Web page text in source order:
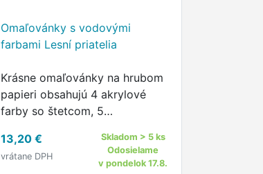
Omaľovánky s vodovými
farbami Lesní priatelia
Krásne omaľovánky na hrubom
papieri obsahujú 4 akrylové
farby so štetcom, 5
motívmi zvieratiek a 25 čistých
strán na maľovanie podľa
13,20 €
vrátane DPH
Skladom > 5 ks
Odosielame
v pondelok 17.8.